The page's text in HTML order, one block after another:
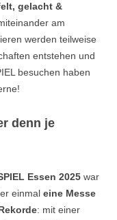
gelacht &
am
werden teilweise
entstehen und
besuchen haben
denn je
Essen 2025 war
einmal eine Messe
: mit einer